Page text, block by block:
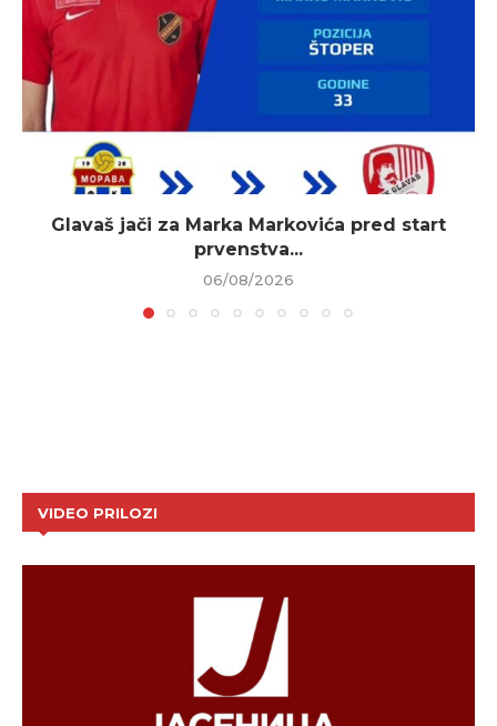
Glavaš jači za Marka Markovića pred start
prvenstva...
06/08/2026
VIDEO PRILOZI